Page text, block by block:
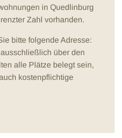
in Quedlinburg
Zahl vorhanden.
bitte folgende Adresse:
über den
alle Plätze belegt sein,
kostenpflichtige